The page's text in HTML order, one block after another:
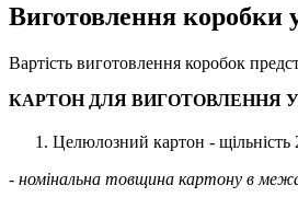
Виготовлення коробки
Вартість виготовлення коробок
КАРТОН ДЛЯ ВИГОТОВЛЕННЯ
Целюлозний картон - щільність
- номінальна товщина картону в